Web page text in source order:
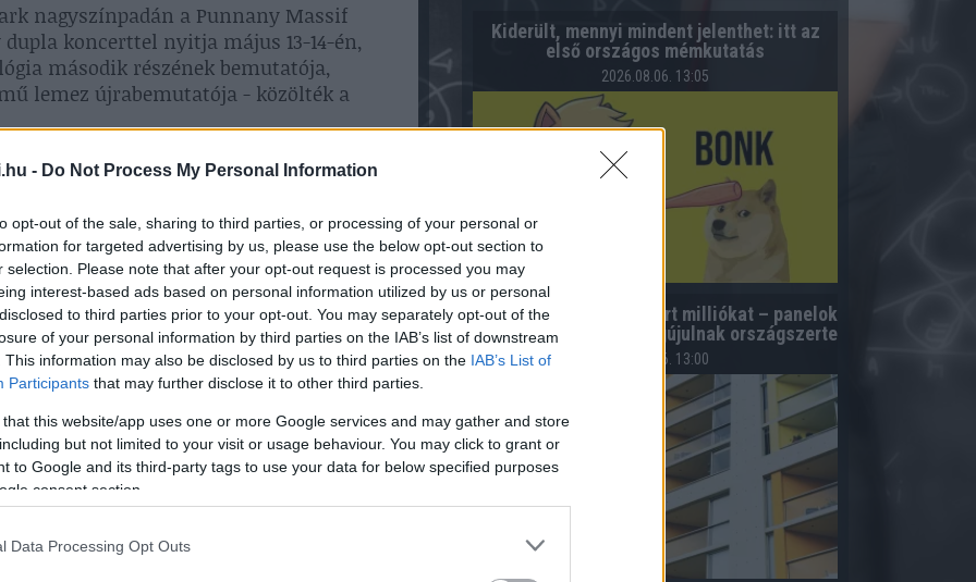
- Do Not Process My Personal Information
opt-out of the sale, sharing to third parties, or processing of your personal or
for targeted advertising by us, please use the below opt-out section to
selection. Please note that after your opt-out request is processed you may
interest-based ads based on personal information utilized by us or personal
to third parties prior to your opt-out. You may separately opt-out of the
of your personal information by third parties on the IAB’s list of downstream
This information may also be disclosed by us to third parties on the IAB’s List of
Participants that may further disclose it to other third parties.
that this website/app uses one or more Google services and may gather and store
but not limited to your visit or usage behaviour. You may click to grant or
to Google and its third-party tags to use your data for below specified purposes
consent section.
Data Processing Opt Outs
nagyszínpadán a Punnany Massif
koncerttel nyitja május 13-14-én,
második részének bemutatója,
lemez újrabemutatója - közölték a
énekesével szintén csak a Budapest
bejelentett külföldi felhozatalban
Marley, a Killswitch Engage, az
és a Scooter, utóbbi a
Parkban.
Kiderült, mennyi mindent jelenthet: itt az
első országos mémkutatás
2026.08.06. 13:05
Húsz lakóközösség nyert milliókat – panelok
és téglaépületek is megújulnak országszerte
2026.08.06. 13:00